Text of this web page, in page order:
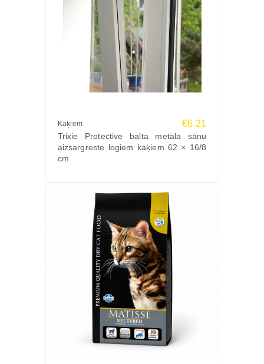
Kaķiem €6.21
Trixie Protective balta metāla sānu
aizsargreste logiem kaķiem 62 × 16/8
cm